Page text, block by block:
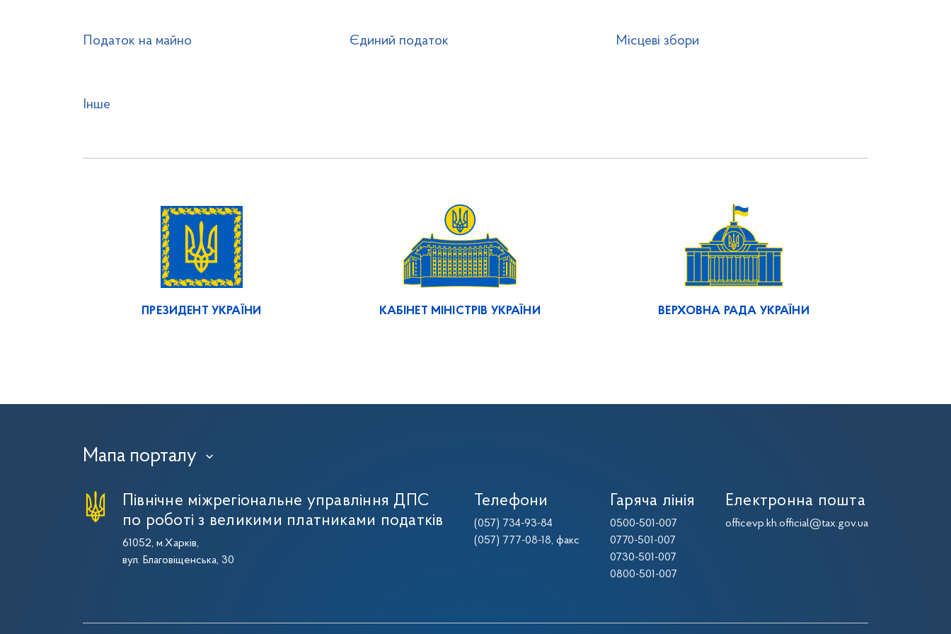
Податок на майно Єдиний податок Місцеві збори
Інше
ПРЕЗИДЕНТ УКРАЇНИ КАБІНЕТ МІНІСТРІВ УКРАЇНИ ВЕРХОВНА РАДА УКРАЇНИ
Мапа порталу ›
Північне міжрегіональне управління ДПС
по роботі з великими платниками податків
61052, м.Харків,
вул. Благовіщенська, 30
Телефони
(057) 734-93-84
(057) 777-08-18, факс
Гаряча лінія
0500-501-007
0770-501-007
0730-501-007
0800-501-007
Електронна пошта
officevp.kh.official@tax.gov.ua